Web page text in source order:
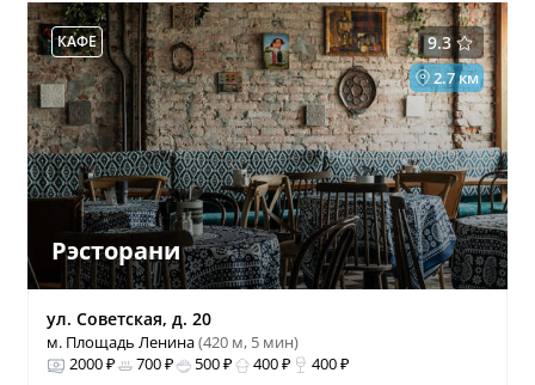
9.3
КАФЕ
2.7 км
Рэсторани
ул. Советская, д. 20
м. Площадь Ленина(420 м, 5 мин)
2000 ₽
700 ₽ 500 ₽ 400 ₽ 400 ₽